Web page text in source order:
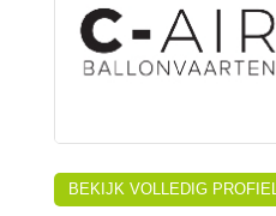
BEKIJK VOLLEDIG PROFIEL